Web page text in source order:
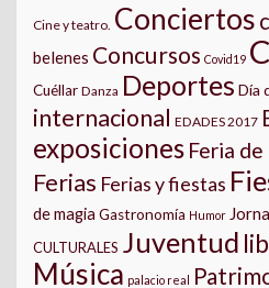
Cine y teatro. Conciertos
belenes Concursos Covid19
Cuéllar Danza Deportes Día
internacional EDADES 2017
exposiciones Feria
Ferias Ferias y fiestas
de magia Gastronomía Humor
CULTURALES Juventud
Música palacio real